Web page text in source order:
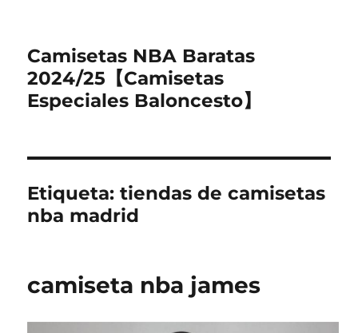
Camisetas NBA Baratas
2024/25【Camisetas
Especiales Baloncesto】
Etiqueta:tiendas de camisetas
nba madrid
camiseta nba james